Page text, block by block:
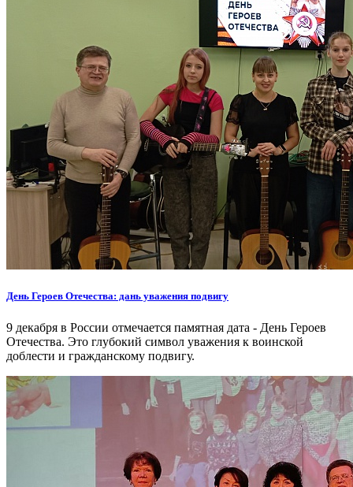
День Героев Отечества: дань уважения подвигу
9 декабря в России отмечается памятная дата - День Героев
Отечества. Это глубокий символ уважения к воинской
доблести и гражданскому подвигу.